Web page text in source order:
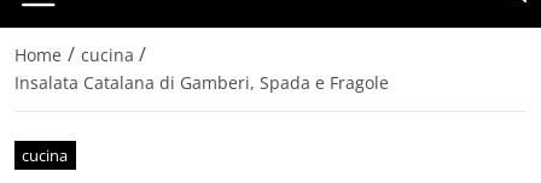
Home / cucina /
Insalata Catalana di Gamberi, Spada e Fragole
cucina